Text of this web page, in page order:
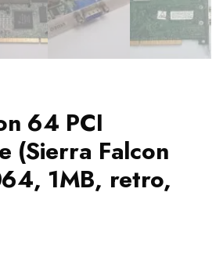
64 PCI
(Sierra Falcon
1MB, retro,